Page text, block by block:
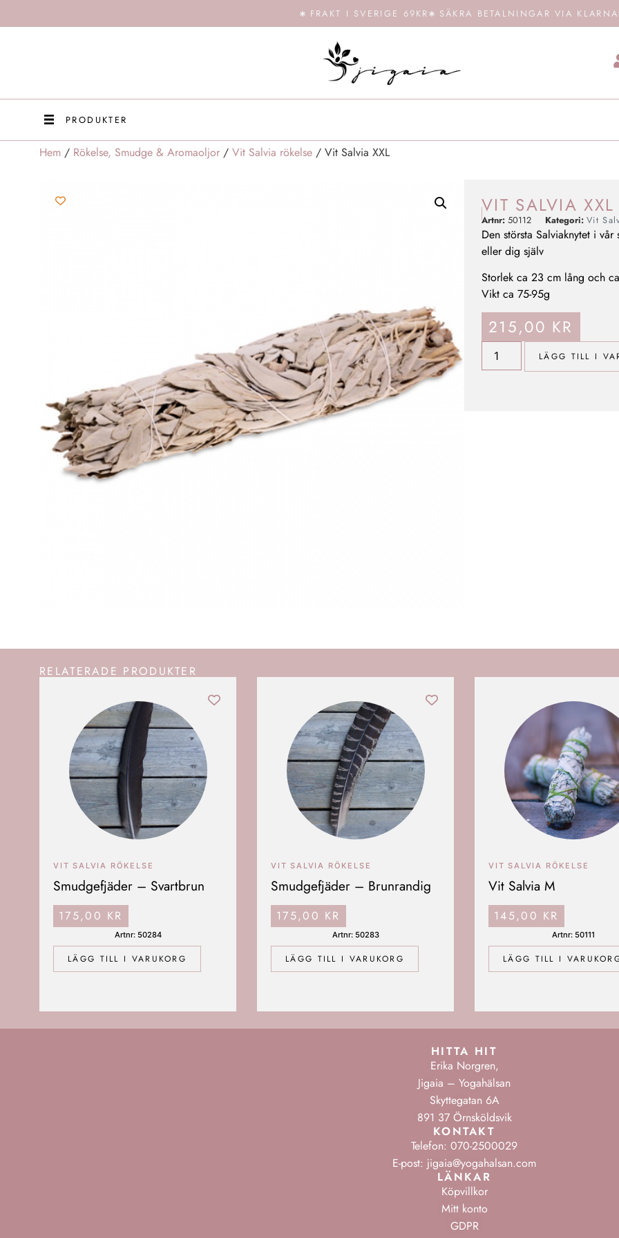
FRAKT I SVERIGE 69KR SÄKRA BETALNINGAR VIA KLARNA
PRODUKTER
Hem / Rökelse, Smudge & Aromaoljor / Vit Salvia rökelse / Vit Salvia XXL
VIT SALVIA XXL
Artnr: 50112 Kategori: Vit
Den största Salviaknytet i
eller dig själv
Storlek ca 23 cm lång och
Vikt ca 75-95g
215,00 KR
LÄGG TILL I
RELATERADE PRODUKTER
LÄGG TILL I VARUKORG
VIT SALVIA RÖKELSE
Smudgefjäder – Svartbrun
175,00 KR
Artnr: 50284
LÄGG TILL I VARUKORG
VIT SALVIA RÖKELSE
Smudgefjäder – Brunrandig
175,00 KR
Artnr: 50283
LÄGG TILL I
VIT SALVIA RÖKELSE
Vit Salvia M
145,00 KR
Artnr: 50111
HITTA HIT
Erika Norgren,
Jigaia – Yogahälsan
Skyttegatan 6A
891 37 Örnsköldsvik
KONTAKT
Telefon: 070-2500029
E-post: jigaia@yogahalsan.com
LÄNKAR
Köpvillkor
Mitt konto
GDPR